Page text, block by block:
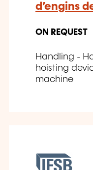
d’engins
ON REQUEST
Handling -
hoisting
machine